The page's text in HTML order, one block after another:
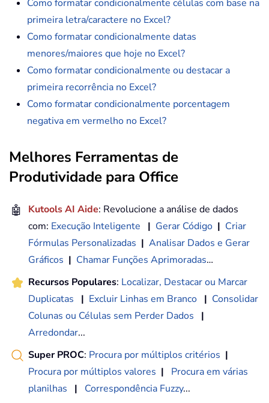
Como formatar condicionalmente células com base na
primeira letra/caractere no Excel?
Como formatar condicionalmente datas
menores/maiores que hoje no Excel?
Como formatar condicionalmente ou destacar a
primeira recorrência no Excel?
Como formatar condicionalmente porcentagem
negativa em vermelho no Excel?
Melhores Ferramentas de
Produtividade para Office
🤖 Kutools AI Aide: Revolucione a análise de dados
com: Execução Inteligente | Gerar Código | Criar
Fórmulas Personalizadas | Analisar Dados e Gerar
Gráficos | Chamar Funções Aprimoradas…
Recursos Populares: Localizar, Destacar ou Marcar
Duplicatas
| Excluir Linhas em Branco | Consolidar
Colunas ou Células sem Perder Dados
|
Arredondar...
Super PROC: Procura por múltiplos critérios |
Procura por múltiplos valores |
Procura em várias
planilhas
| Correspondência Fuzzy...